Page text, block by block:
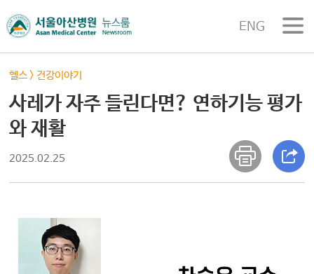
ENG
헬스 > 건강이야기
사레가 자주 들린다면? 연하기능 평가
와 재활
2025.02.25